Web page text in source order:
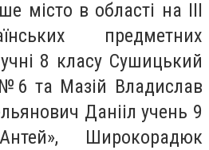
місто в області на III
предметних
8 класу Сушицький
та Мазій Владислав
Данііл учень 9
Широкорадюк